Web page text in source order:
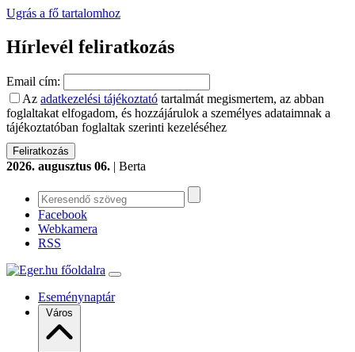
Ugrás a fő tartalomhoz
Hírlevél feliratkozás
Email cím:
Az adatkezelési tájékoztató tartalmát megismertem, az abban
foglaltakat elfogadom, és hozzájárulok a személyes adataimnak a
tájékoztatóban foglaltak szerinti kezeléséhez
2026. augusztus 06. | Berta
Facebook
Webkamera
RSS
Eseménynaptár
Város